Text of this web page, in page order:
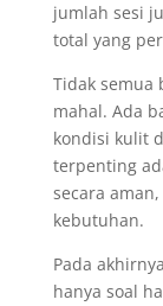
jumlah sesi
total yang
Tidak semua
mahal. Ada
kondisi kulit
terpenting
secara
kebutuhan.
Pada
hanya soal